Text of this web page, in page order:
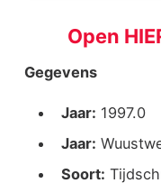
Open
Gegevens
Jaar: 1997.0
Jaar:
Soort: